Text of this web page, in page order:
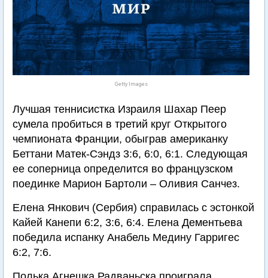
Getty Images
Лучшая теннисистка Израиля Шахар Пеер
сумела пробиться в третий круг Открытого
чемпионата Франции, обыграв американку
Беттани Матек-Сэндз 3:6, 6:0, 6:1. Следующая
ее соперница определится во французском
поединке Марион Бартоли – Оливия Санчез.
Елена Янкович (Сербия) справилась с эстонкой
Кайей Канепи 6:2, 3:6, 6:4. Елена Дементьева
победила испанку Анабель Медину Гарригес
6:2, 7:6.